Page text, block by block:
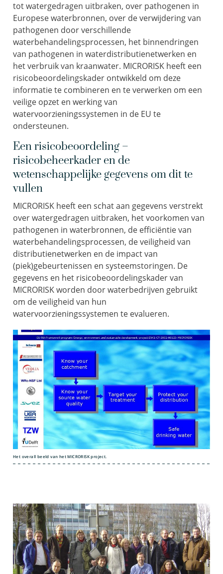
tot watergedragen uitbraken, over pathogenen in
Europese waterbronnen, over de verwijdering van
pathogenen door verschillende
waterbehandelingsprocessen, het binnendringen
van pathogenen in waterdistributienetwerken en
het verbruik van kraanwater. MICRORISK heeft een
risicobeoordelingskader ontwikkeld om deze
informatie te combineren en te verwerken om een
veilige opzet en werking van
watervoorzieningssystemen in de EU te
ondersteunen.
Een risicobeoordeling –
risicobeheerkader en de
wetenschappelijke gegevens om dit te
vullen
MICRORISK heeft een schat aan gegevens verstrekt
over watergedragen uitbraken, het voorkomen van
pathogenen in waterbronnen, de efficiëntie van
waterbehandelingsprocessen, de veiligheid van
distributienetwerken en de impact van
(piek)gebeurtenissen en systeemstoringen. De
gegevens en het risicobeoordelingskader van
MICRORISK worden door waterbedrijven gebruikt
om de veiligheid van hun
watervoorzieningssystemen te evalueren.
Het overall beeld van het MICRORISK project.